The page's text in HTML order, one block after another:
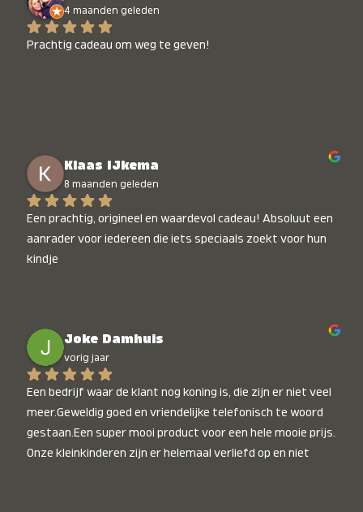
4 maanden geleden
Prachtig cadeau om weg te geven!
Klaas IJkema
8 maanden geleden
Een prachtig, origineel en waardevol cadeau! Absoluut een
aanrader voor iedereen die iets speciaals zoekt voor hun
kindje
Joke Damhuis
vorig jaar
Een bedrijf waar de klant nog koning is, die zijn er niet veel
meer.Geweldig goed en vriendelijke telefonisch te woord
gestaan.Een super mooi product voor een hele mooie prijs.
Onze kleinkinderen zijn er helemaal verliefd op en niet